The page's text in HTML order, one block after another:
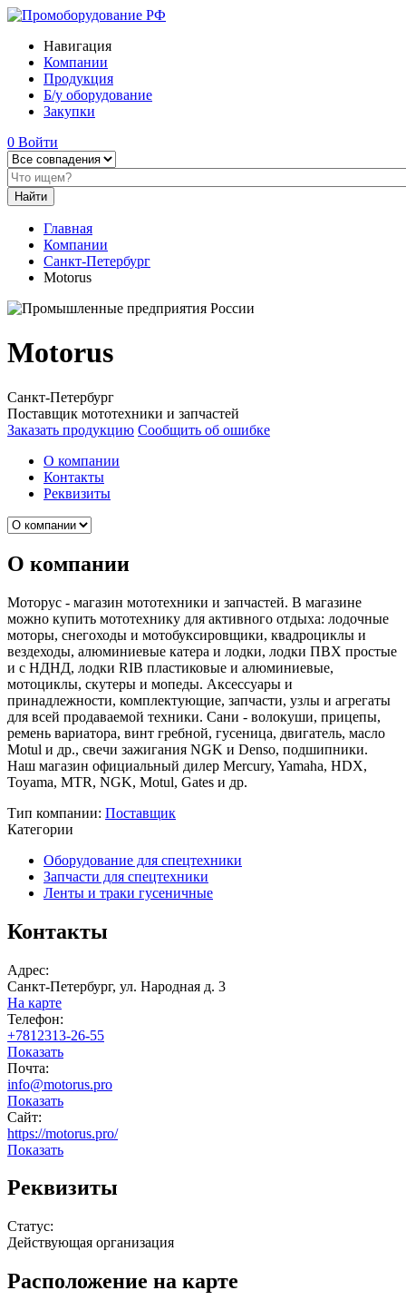
Навигация
Компании
Продукция
Б/у оборудование
Закупки
0 Войти
Главная
Компании
Санкт-Петербург
Motorus
Motorus
Санкт-Петербург
Поставщик мототехники и запчастей
Заказать продукцию Сообщить об ошибке
О компании
Контакты
Реквизиты
О компании
Моторус - магазин мототехники и запчастей. В магазине
можно купить мототехнику для активного отдыха: лодочные
моторы, снегоходы и мотобуксировщики, квадроциклы и
вездеходы, алюминиевые катера и лодки, лодки ПВХ простые
и с НДНД, лодки RIB пластиковые и алюминиевые,
мотоциклы, скутеры и мопеды. Аксессуары и
принадлежности, комплектующие, запчасти, узлы и агрегаты
для всей продаваемой техники. Сани - волокуши, прицепы,
ремень вариатора, винт гребной, гусеница, двигатель, масло
Motul и др., свечи зажигания NGK и Denso, подшипники.
Наш магазин официальный дилер Mercury, Yamaha, HDX,
Toyama, MTR, NGK, Motul, Gates и др.
Тип компании: Поставщик
Категории
Оборудование для спецтехники
Запчасти для спецтехники
Ленты и траки гусеничные
Контакты
Адрес:
Санкт-Петербург, ул. Народная д. 3
На карте
Телефон:
+7812313-26-55
Показать
Почта:
info@motorus.pro
Показать
Сайт:
https://motorus.pro/
Показать
Реквизиты
Статус:
Действующая организация
Расположение на карте